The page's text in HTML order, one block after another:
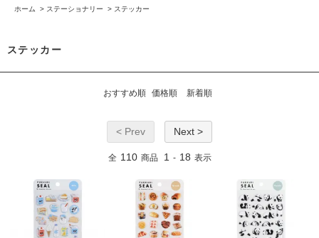
ホーム > ステーショナリー > ステッカー
ステッカー
おすすめ順 価格順 新着順
< Prev Next >
全 110 商品 1 - 18 表示